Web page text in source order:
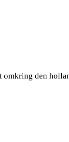
den